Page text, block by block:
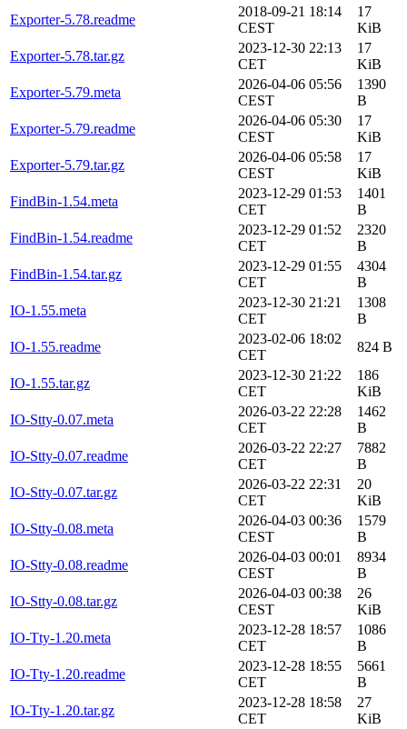
Exporter-5.78.readme
2018-09-21 18:14
CEST
17
KiB
Exporter-5.78.tar.gz
2023-12-30 22:13
CET
17
KiB
Exporter-5.79.meta
2026-04-06 05:56
CEST
1390
B
Exporter-5.79.readme
2026-04-06 05:30
CEST
17
KiB
Exporter-5.79.tar.gz
2026-04-06 05:58
CEST
17
KiB
FindBin-1.54.meta
2023-12-29 01:53
CET
1401
B
FindBin-1.54.readme
2023-12-29 01:52
CET
2320
B
FindBin-1.54.tar.gz
2023-12-29 01:55
CET
4304
B
IO-1.55.meta
2023-12-30 21:21
CET
1308
B
IO-1.55.readme
2023-02-06 18:02
CET
824 B
IO-1.55.tar.gz
2023-12-30 21:22
CET
186
KiB
IO-Stty-0.07.meta
2026-03-22 22:28
CET
1462
B
IO-Stty-0.07.readme
2026-03-22 22:27
CET
7882
B
IO-Stty-0.07.tar.gz
2026-03-22 22:31
CET
20
KiB
IO-Stty-0.08.meta
2026-04-03 00:36
CEST
1579
B
IO-Stty-0.08.readme
2026-04-03 00:01
CEST
8934
B
IO-Stty-0.08.tar.gz
2026-04-03 00:38
CEST
26
KiB
IO-Tty-1.20.meta
2023-12-28 18:57
CET
1086
B
IO-Tty-1.20.readme
2023-12-28 18:55
CET
5661
B
IO-Tty-1.20.tar.gz
2023-12-28 18:58
CET
27
KiB